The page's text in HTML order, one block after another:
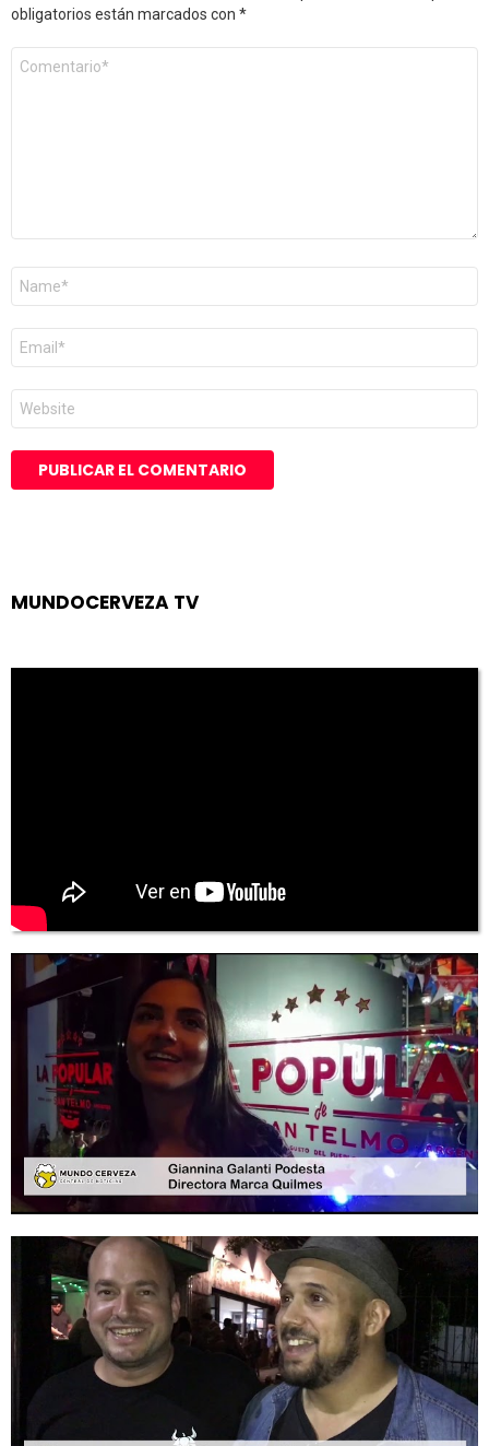
obligatorios están marcados con *
Comentario
Nombre
Correo
electrónico
*
Web
MUNDOCERVEZA TV